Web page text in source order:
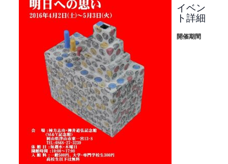
イベン
ト詳細
開催期間